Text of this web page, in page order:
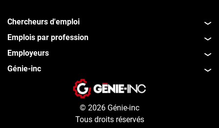
Chercheurs d'emploi
Emplois par profession
Employeurs
Génie-inc
© 2026 Génie-inc
Tous droits réservés